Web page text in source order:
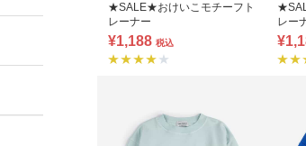
★SALE★おけいこモチーフト
レーナー
¥1,188 税込
レー